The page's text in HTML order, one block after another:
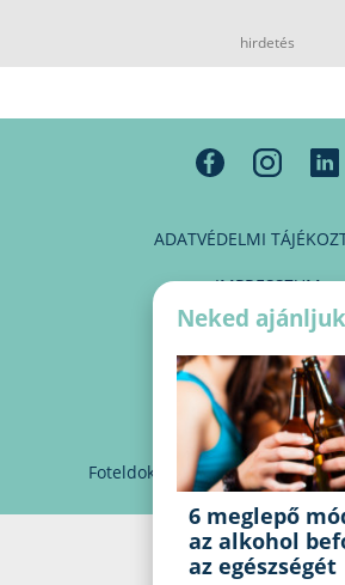
hirdetés
ADATVÉDELMI
IMPRESSZUM
MÉDIAAJÁNLAT
PARTNEREINK
KAPCSOLAT
Foteldoki info@foteldoki.hu
Neked ajánljuk
6 meglepő
az alkohol
az egészségét